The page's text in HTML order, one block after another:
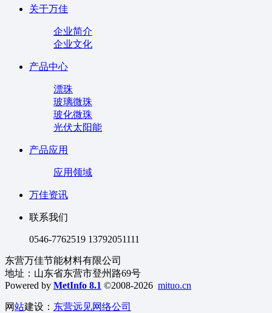
关于万佳
企业简介
企业文化
产品中心
漂珠
玻璃微珠
玻化微珠
光伏太阳能
产品应用
应用领域
万佳资讯
联系我们
0546-7762519 13792051111
东营万佳节能材料有限公司
地址：山东省东营市登州路69号
Powered by MetInfo 8.1 ©2008-2026 mituo.cn
网站建设： 东营远见网络公司